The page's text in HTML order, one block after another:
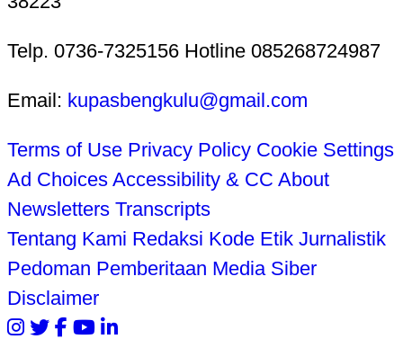
Telp. 0736-7325156 Hotline 085268724987
Email: kupasbengkulu@gmail.com
Terms of Use Privacy Policy Cookie Settings
Ad Choices Accessibility & CC About
Newsletters Transcripts
Tentang Kami Redaksi Kode Etik Jurnalistik
Pedoman Pemberitaan Media Siber
Disclaimer